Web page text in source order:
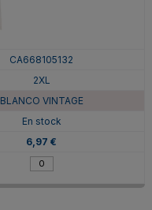
CA668105132
2XL
BLANCO VINTAGE
En stock
6,97 €